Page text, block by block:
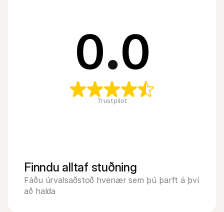
0.0
Trustpilot
Finndu alltaf stuðning
Fáðu úrvalsaðstoð hvenær sem þú þarft á því
að halda